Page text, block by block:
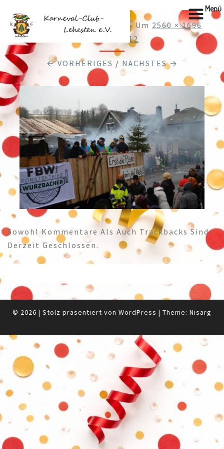
Veröffentlicht 22.02.2026Um 2560 × 1696
DSC_0312
← VORHERIGES / NÄCHSTES →
Sowohl Kommentare Als Auch Trackbacks Sind
Derzeit Geschlossen.
© 2026 | Stolz präsentiert von WordPress | Theme: Nisarg
Menü